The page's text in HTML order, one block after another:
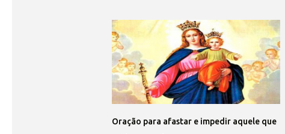
Oração para afastar e impedir aquele que